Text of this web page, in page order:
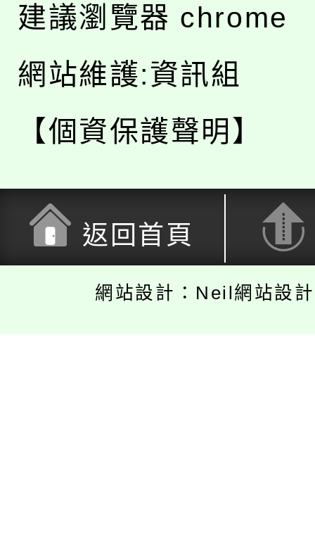
建議瀏覽器 chrome
網站維護:資訊組
【個資保護聲明】
返回首頁
網站設計：Neil網站設